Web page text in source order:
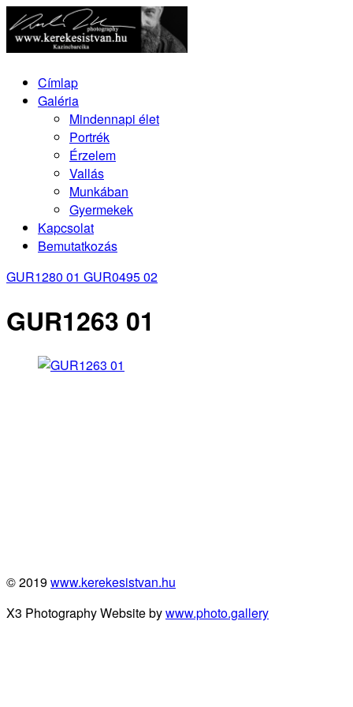
Címlap
Galéria
Mindennapi élet
Portrék
Érzelem
Vallás
Munkában
Gyermekek
Kapcsolat
Bemutatkozás
GUR1280 01 GUR0495 02
GUR1263 01
© 2019www.kerekesistvan.hu
X3 Photography Website bywww.photo.gallery